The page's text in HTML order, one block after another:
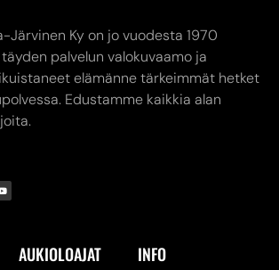
Järvinen Ky on jo vuodesta 1970
palvelun valokuvaamo ja
elämänne tärkeimmät hetket
Edustamme kaikkia alan
AUKIOLOAJAT INFO